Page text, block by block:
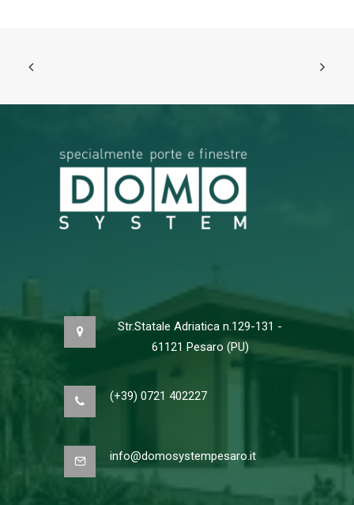
Str.Statale Adriatica n.129-131 -
61121 Pesaro (PU)
(+39) 0721 402227
info@domosystempesaro.it